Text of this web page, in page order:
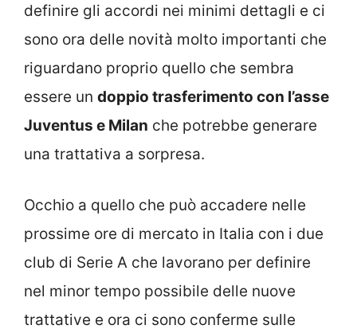
definire gli accordi nei minimi dettagli e ci
sono ora delle novità molto importanti che
riguardano proprio quello che sembra
essere un doppio trasferimento con l’asse
Juventus e Milan che potrebbe generare
una trattativa a sorpresa.
Occhio a quello che può accadere nelle
prossime ore di mercato in Italia con i due
club di Serie A che lavorano per definire
nel minor tempo possibile delle nuove
trattative e ora ci sono conferme sulle